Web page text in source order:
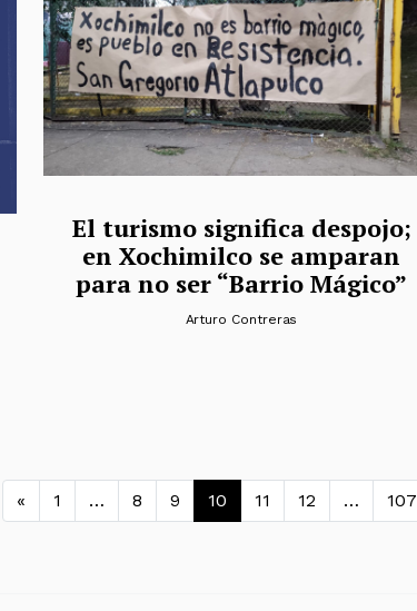
El turismo significa despojo;
en Xochimilco se amparan
para no ser “Barrio Mágico”
Arturo Contreras
Navegación de entradas
« 1 … 8 9 10 11 12 … 107